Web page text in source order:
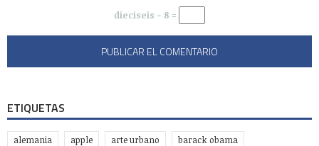
dieciseis − 8 =
ETIQUETAS
alemania apple arte urbano barack obama